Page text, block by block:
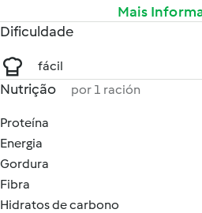
Mais
Dificuldade
fácil
Nutrição por 1 ración
Proteína
Energia
Gordura
Fibra
Hidratos de carbono